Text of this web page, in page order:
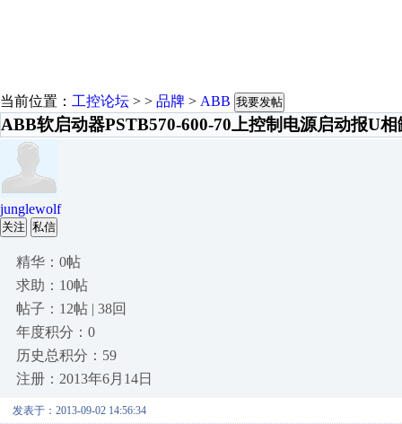
当前位置： 工控论坛 > > 品牌 > ABB 我要发帖
​ABB软启动器PSTB570-600-70上控制电源启动报U相
junglewolf
关注 私信
精华：0帖
求助：10帖
帖子：12帖 | 38回
年度积分：0
历史总积分：59
注册：2013年6月14日
发表于：2013-09-02 14:56:34